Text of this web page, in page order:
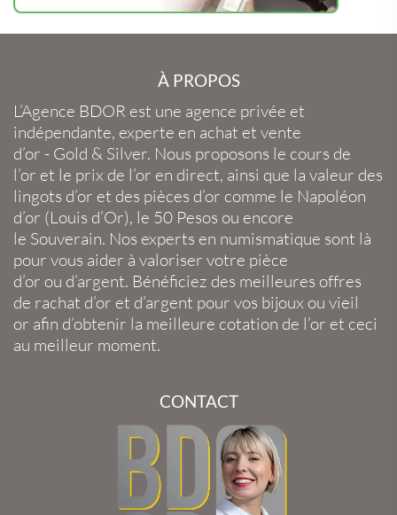
À PROPOS
L’Agence BDOR est une agence privée et
indépendante, experte en achat et vente
d’or - Gold & Silver. Nous proposons le cours de
l’or et le prix de l’or en direct, ainsi que la valeur des
lingots d’or et des pièces d’or comme le Napoléon
d’or (Louis d’Or), le 50 Pesos ou encore
le Souverain. Nos experts en numismatique sont là
pour vous aider à valoriser votre pièce
d’or ou d’argent. Bénéficiez des meilleures offres
de rachat d’or et d’argent pour vos bijoux ou vieil
or afin d’obtenir la meilleure cotation de l’or et ceci
au meilleur moment.
CONTACT